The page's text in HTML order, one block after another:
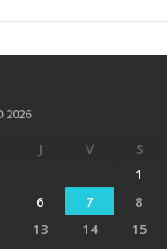
2026
J V
S
1
6 7
8
13 14
15